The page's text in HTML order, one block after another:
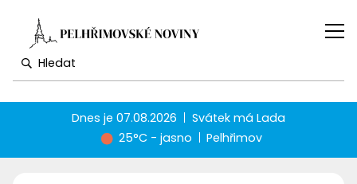
Dnes je07.08.2026 Svátek má Lada
25°C - jasno
Pelhřimov